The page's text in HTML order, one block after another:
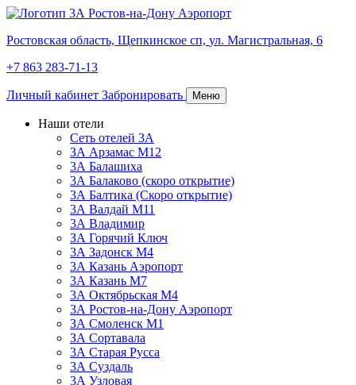
Ростовская область, Щепкинское сп, ул. Магистральная, 6
+7 863 283-71-13
Личный кабинет Забронировать Меню
Наши отели
Сеть отелей 3А
ЗА Арзамас М12
3А Балашиха
3А Балаково (скоро открытие)
3А Балтика (Скоро открытие)
3А Валдай М11
3А Владимир
ЗА Горячий Ключ
3А Задонск М4
3А Казань Аэропорт
3А Казань M7
3А Октябрьская М4
3А Ростов-на-Дону Аэропорт
ЗА Смоленск М1
ЗА Сортавала
3А Старая Русса
3А Суздаль
3А Узловая